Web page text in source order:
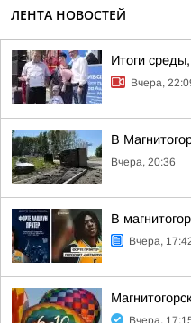
ЛЕНТА НОВОСТЕЙ
Итоги
Вчера,
В
Вчера, 20:36
В
Вчера,
Вчера,